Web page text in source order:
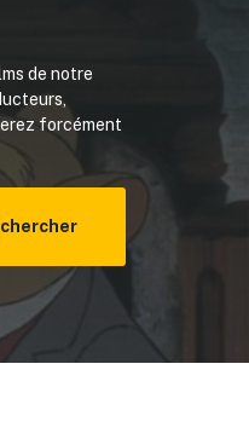
de notre
forcément